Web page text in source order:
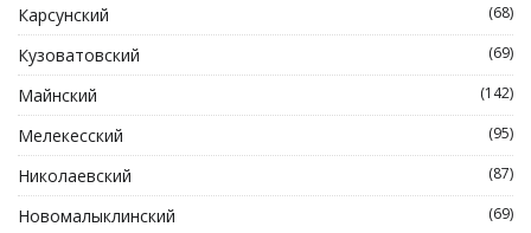
Карсунский (68)
Кузоватовский (69)
Майнский (142)
Мелекесский (95)
Николаевский (87)
Новомалыклинский (69)